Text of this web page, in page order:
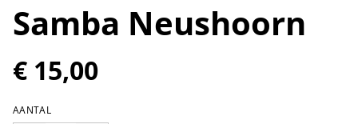
Samba Neushoorn
€ 15,00
AANTAL